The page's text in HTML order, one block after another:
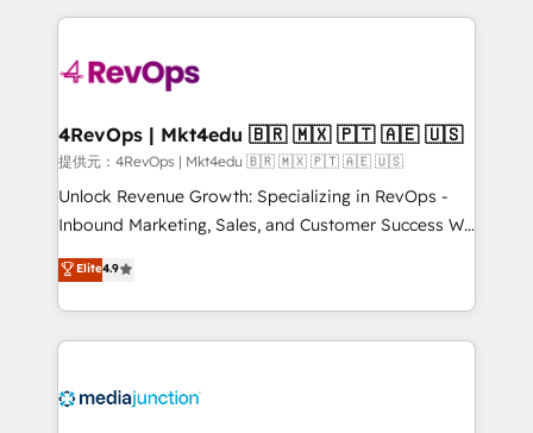
requirement). ✔️Helped over 25,000+ customers so
far with our HubSpot solutions. ✔️Bespoke apps &
on-demand bundle services. Connect with us today!
experience for your team and customers.
4RevOps | Mkt4edu 🇧🇷 🇲🇽 🇵🇹 🇦🇪 🇺🇸
提供元：4RevOps | Mkt4edu 🇧🇷 🇲🇽 🇵🇹 🇦🇪 🇺🇸
Unlock Revenue Growth: Specializing in RevOps -
Inbound Marketing, Sales, and Customer Success We
specialize in driving revenue growth for companies
across industries through tailored marketing, sales,
and customer success strategies, utilizing RevOps
methodologies. As Latin America's largest HubSpot
offer unparalleled insights. Operating in five
Elite4.9